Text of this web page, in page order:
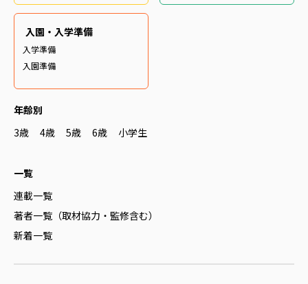
入園・入学準備
入学準備
入園準備
年齢別
3歳
4歳 5歳 6歳 小学生
一覧
連載一覧
著者一覧（取材協力・監修含む）
新着一覧